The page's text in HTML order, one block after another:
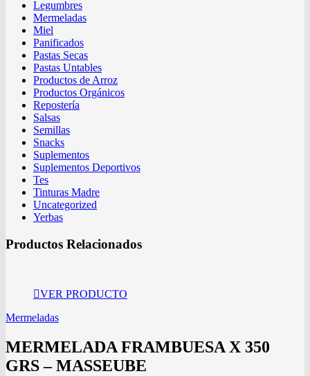
Legumbres
Mermeladas
Miel
Panificados
Pastas Secas
Pastas Untables
Productos de Arroz
Productos Orgánicos
Repostería
Salsas
Semillas
Snacks
Suplementos
Suplementos Deportivos
Tes
Tinturas Madre
Uncategorized
Yerbas
Productos Relacionados
VER PRODUCTO
Mermeladas
MERMELADA FRAMBUESA X 350
GRS – MASSEUBE